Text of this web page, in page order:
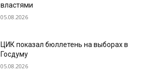
властями
05.08.2026
ЦИК показал бюллетень на выборах в
Госдуму
05.08.2026